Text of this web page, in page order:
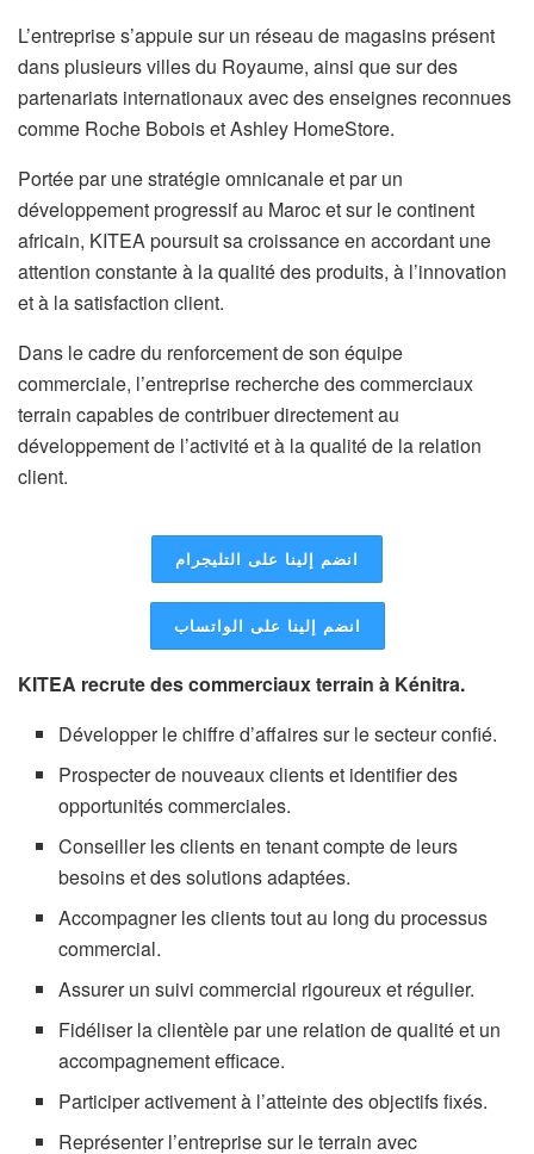
L’entreprise s’appuie sur un réseau de magasins présent
dans plusieurs villes du Royaume, ainsi que sur des
partenariats internationaux avec des enseignes reconnues
comme Roche Bobois et Ashley HomeStore.
Portée par une stratégie omnicanale et par un
développement progressif au Maroc et sur le continent
africain, KITEA poursuit sa croissance en accordant une
attention constante à la qualité des produits, à l’innovation
et à la satisfaction client.
Dans le cadre du renforcement de son équipe
commerciale, l’entreprise recherche des commerciaux
terrain capables de contribuer directement au
développement de l’activité et à la qualité de la relation
client.
انضم إلينا على التليجرام
انضم إلينا على الواتساب
KITEA recrute des commerciaux terrain à Kénitra.
Développer le chiffre d’affaires sur le secteur confié.
Prospecter de nouveaux clients et identifier des
opportunités commerciales.
Conseiller les clients en tenant compte de leurs
besoins et des solutions adaptées.
Accompagner les clients tout au long du processus
commercial.
Assurer un suivi commercial rigoureux et régulier.
Fidéliser la clientèle par une relation de qualité et un
accompagnement efficace.
Participer activement à l’atteinte des objectifs fixés.
Représenter l’entreprise sur le terrain avec